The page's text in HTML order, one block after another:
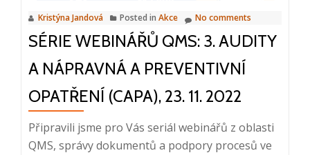
2022,
10:00
10:20
Kristýna Jandová Posted in Akce No comments
SÉRIE WEBINÁŘŮ QMS: 3. AUDITY
A NÁPRAVNÁ A PREVENTIVNÍ
OPATŘENÍ (CAPA), 23. 11. 2022
Připravili jsme pro Vás seriál webinářů z oblasti
QMS, správy dokumentů a podpory procesů ve